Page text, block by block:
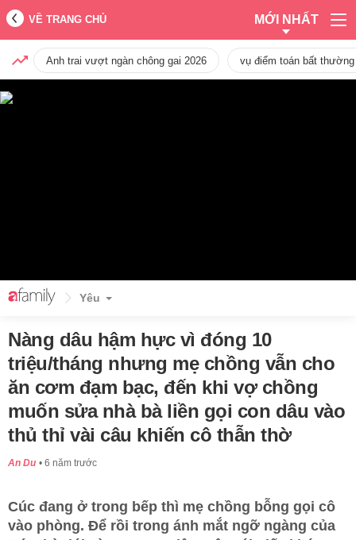
VỀ TRANG CHỦ MỚI NHẤT
Anh trai vượt ngàn chông gai 2026 vụ điểm toán bất
Yêu
Nàng dâu hậm hực vì đóng 10
triệu/tháng nhưng mẹ chồng vẫn cho
ăn cơm đạm bạc, đến khi vợ chồng
muốn sửa nhà bà liền gọi con dâu vào
thủ thỉ vài câu khiến cô thẫn thờ
An Du 6 năm trước
Cúc đang ở trong bếp thì mẹ chồng bỗng gọi cô
vào phòng. Để rồi trong ánh mắt ngỡ ngàng của